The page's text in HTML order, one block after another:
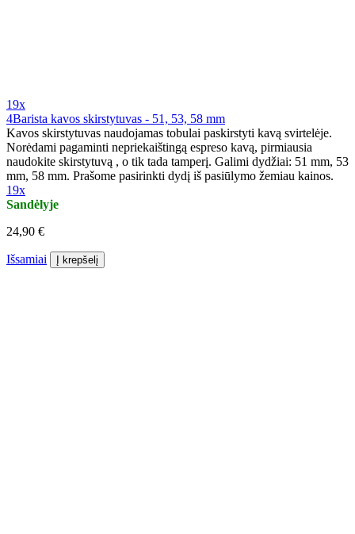
19x
4Barista kavos skirstytuvas - 51, 53, 58 mm
Kavos skirstytuvas naudojamas tobulai paskirstyti kavą svirtelėje.
Norėdami pagaminti nepriekaištingą espreso kavą, pirmiausia
naudokite skirstytuvą , o tik tada tamperį. Galimi dydžiai: 51 mm, 53
mm, 58 mm. Prašome pasirinkti dydį iš pasiūlymo žemiau kainos.
19x
Sandėlyje
24,90 €
Išsamiai Į krepšelį